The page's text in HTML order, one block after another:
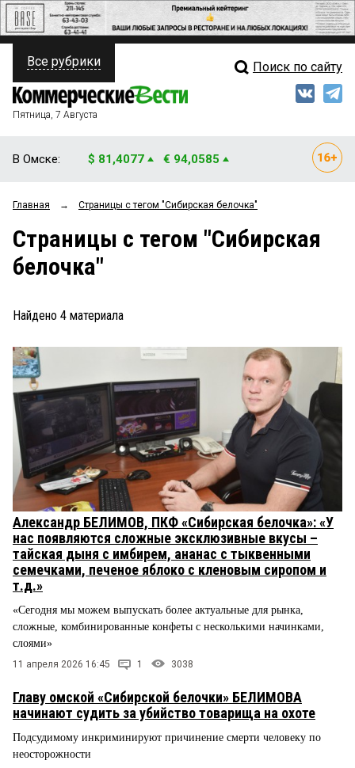
ПОЛИТИКА
ФИНАНСЫ
ОБЩЕСТВО
ЗАКОН
ПРОИСШЕСТВИЯ
СТИЛЬ ЖИЗНИ
Свежий выпуск
Мнения
Рейтинги
Все рубрики Поиск по сайту
Пятница, 7 Августа
В Омске: $ 81,4077 € 94,0585
Главная → Страницы c тегом "Сибирская белочка"
Страницы c тегом "Сибирская
белочка"
Найдено 4 материала
Александр БЕЛИМОВ, ПКФ «Сибирская белочка»: «У
нас появляются сложные эксклюзивные вкусы –
тайская дыня с имбирем, ананас с тыквенными
семечками, печеное яблоко с кленовым сиропом и
т.д.»
«Сегодня мы можем выпускать более актуальные для рынка,
сложные, комбинированные конфеты с несколькими начинками,
слоями»
11 апреля 2026 16:45 1 3038
Главу омской «Сибирской белочки» БЕЛИМОВА
начинают судить за убийство товарища на охоте
Подсудимому инкриминируют причинение смерти человеку по
неосторожности